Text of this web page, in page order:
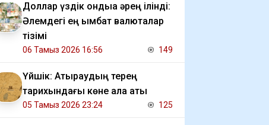
Доллар үздік ондыққа әрең ілінді:
Әлемдегі ең қымбат валюталар
тізімі
06 Тамыз 2026 16:56 149
Үйшік: Атыраудың терең
тарихындағы көне қала аты
05 Тамыз 2026 23:24 125